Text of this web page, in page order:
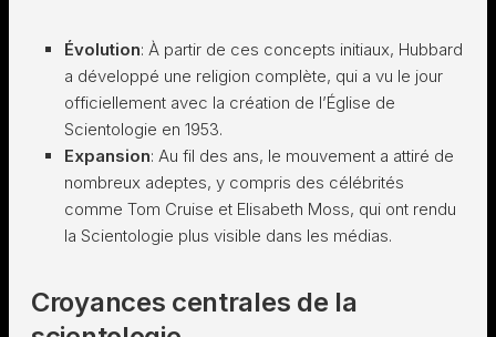
Évolution: À partir de ces concepts initiaux, Hubbard
a développé une religion complète, qui a vu le jour
officiellement avec la création de l’Église de
Scientologie en 1953.
Expansion: Au fil des ans, le mouvement a attiré de
nombreux adeptes, y compris des célébrités
comme Tom Cruise et Elisabeth Moss, qui ont rendu
la Scientologie plus visible dans les médias.
Croyances centrales de la